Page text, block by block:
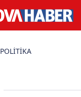
POLİTİKA